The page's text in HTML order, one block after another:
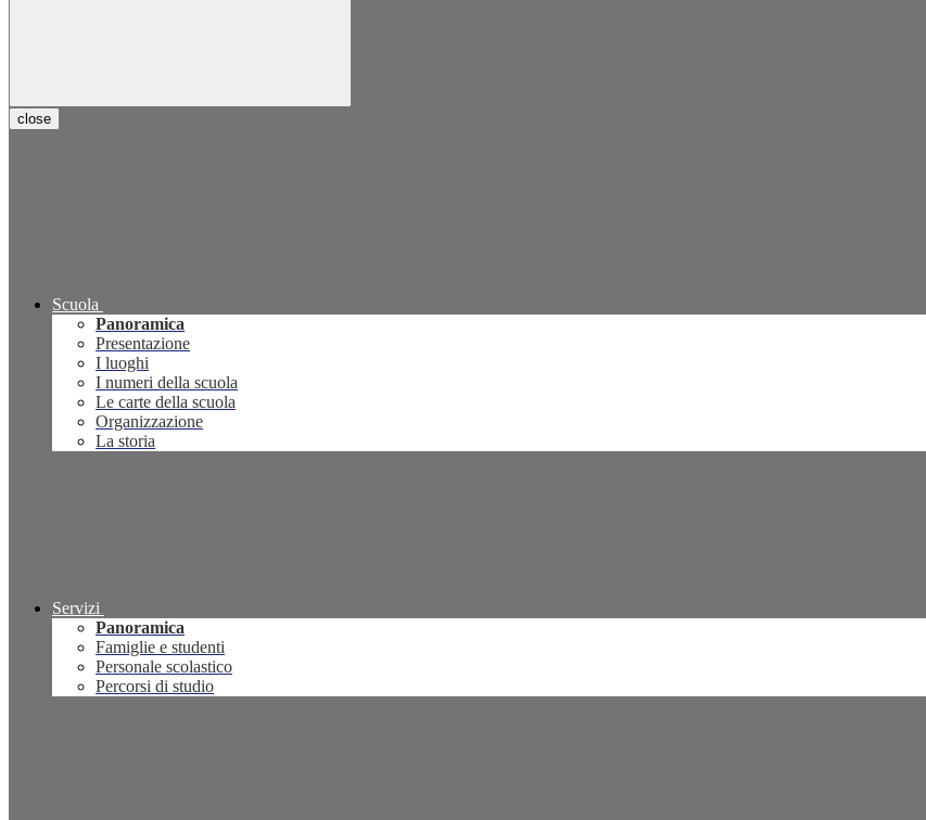
close
Scuola
Panoramica
Presentazione
I luoghi
I numeri della scuola
Le carte della scuola
Organizzazione
La storia
Servizi
Panoramica
Famiglie e studenti
Personale scolastico
Percorsi di studio